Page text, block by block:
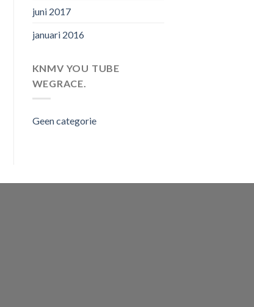
juni 2017
januari 2016
KNMV YOU TUBE
WEGRACE.
Geen categorie